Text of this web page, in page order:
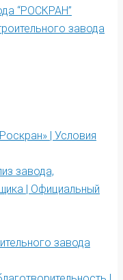
“РОСКРАН”
завода
| Условия
завода,
| Официальный
завода